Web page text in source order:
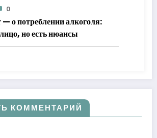
0
— о потреблении алкоголя:
но есть нюансы
КОММЕНТАРИЙ